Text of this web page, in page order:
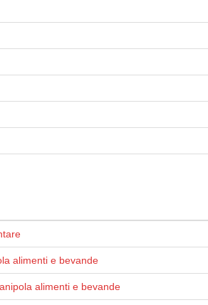
alimenti e bevande
alimenti e bevande